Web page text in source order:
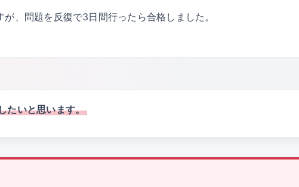
、問題を反復で3日間行ったら合格しました。
たいと思います。